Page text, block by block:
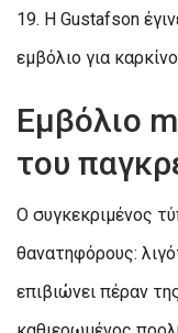
19. Η Gustafson
εμβόλιο για
Εμβόλιο
του
Ο συγκεκριμένος
θανατηφόρους:
επιβιώνει πέραν